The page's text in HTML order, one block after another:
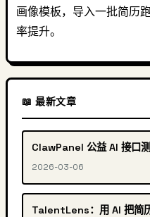
画像模板，导入一批简历
率提升。
📖 最新文章
ClawPanel 公益 AI 接口
2026-03-06
TalentLens：用 AI 把简